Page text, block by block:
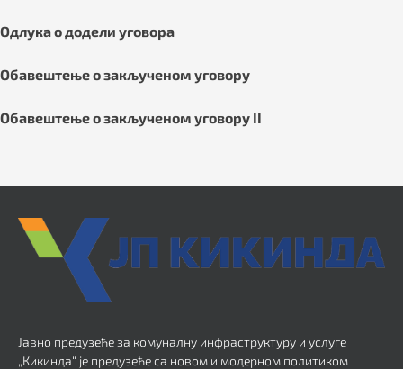
Одлука о додели уговора
Обавештење о закљученом уговору
Обавештење о закљученом уговору II
Јавно предузеће за комуналну инфраструктуру и услуге
„Кикинда“ је предузеће са новом и модерном политиком